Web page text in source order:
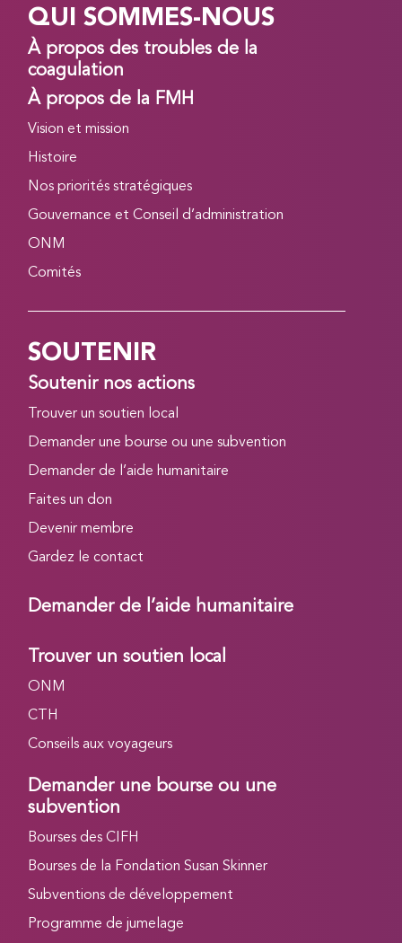
QUI SOMMES-NOUS
À propos des troubles de la
coagulation
À propos de la FMH
Vision et mission
Histoire
Nos priorités stratégiques
Gouvernance et Conseil d’administration
ONM
Comités
SOUTENIR
Soutenir nos actions
Trouver un soutien local
Demander une bourse ou une subvention
Demander de l’aide humanitaire
Faites un don
Devenir membre
Gardez le contact
Demander de l’aide humanitaire
Trouver un soutien local
ONM
CTH
Conseils aux voyageurs
Demander une bourse ou une
subvention
Bourses des CIFH
Bourses de la Fondation Susan Skinner
Subventions de développement
Programme de jumelage